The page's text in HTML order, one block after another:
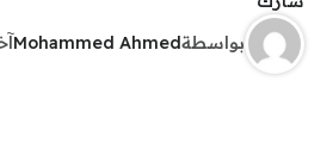
بواسطةMohammed Ahmed